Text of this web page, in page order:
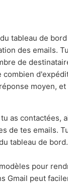
tableau de
des emails.
de
moyen,
as contactées,
de tes emails.
tableau de bord.
pour
Gmail peut